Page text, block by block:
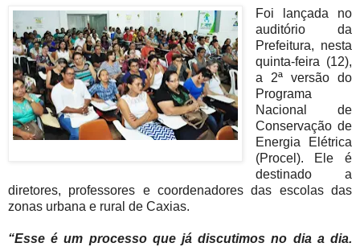
Foi lançada no
auditório da
Prefeitura, nesta
quinta-feira (12),
a 2ª versão do
Programa
Nacional de
Conservação de
Energia Elétrica
(Procel). Ele é
destinado a
diretores, professores e coordenadores das escolas das
zonas urbana e rural de Caxias.
“Esse é um processo que já discutimos no dia a dia.